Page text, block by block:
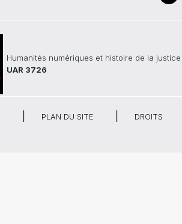
Humanités numériques et histoire de la justice
UAR 3726
PLAN DU SITE DROITS